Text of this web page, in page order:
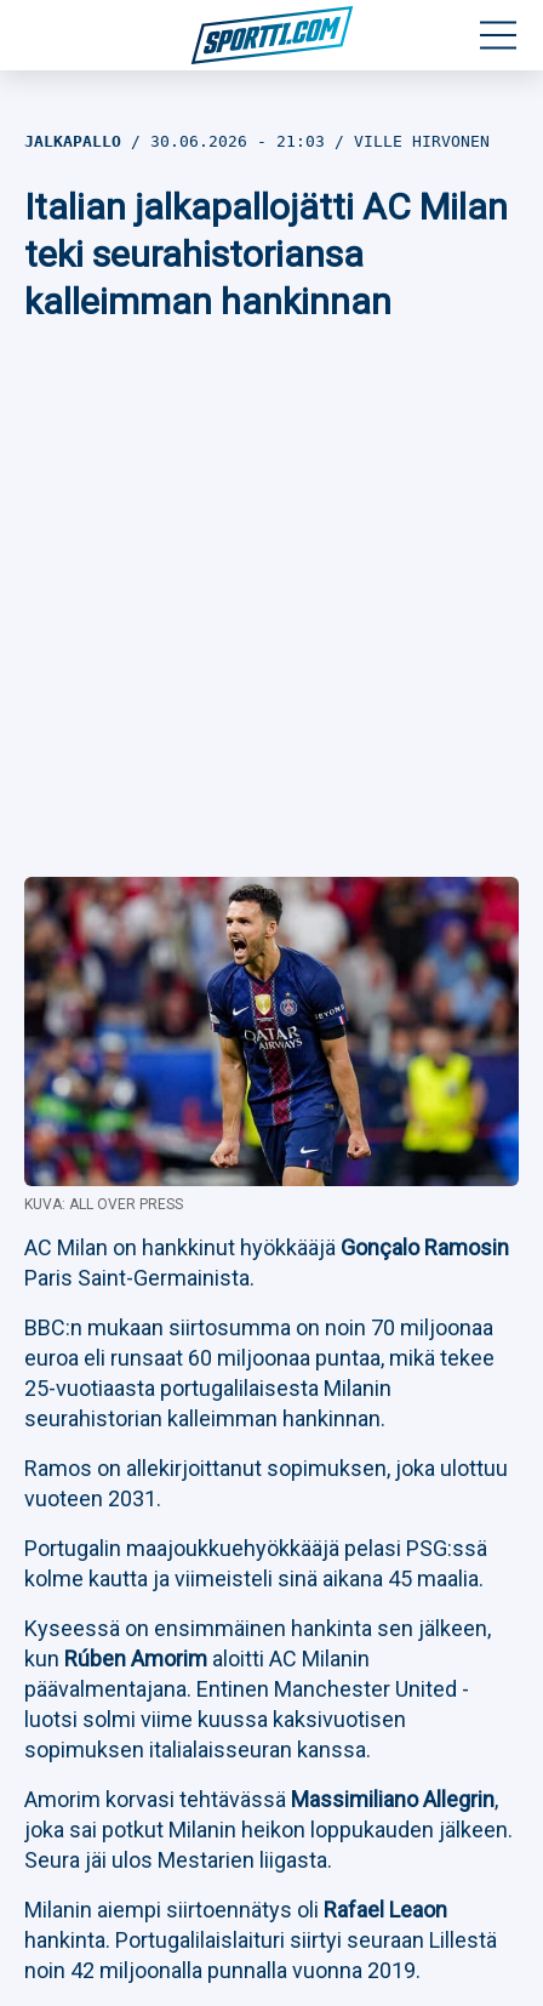
Jalkapallo
Yleisurheilu
JALKAPALLO 30.06.2026 - 21:03 VILLE HIRVONEN
Italian jalkapallojätti AC Milan
teki seurahistoriansa
kalleimman hankinnan
KUVA: ALL OVER PRESS
AC Milan on hankkinut hyökkääjä Gonçalo Ramosin
Paris Saint-Germainista.
BBC:n mukaan siirtosumma on noin 70 miljoonaa
euroa eli runsaat 60 miljoonaa puntaa, mikä tekee
25-vuotiaasta portugalilaisesta Milanin
seurahistorian kalleimman hankinnan.
Ramos on allekirjoittanut sopimuksen, joka ulottuu
vuoteen 2031.
Portugalin maajoukkuehyökkääjä pelasi PSG:ssä
kolme kautta ja viimeisteli sinä aikana 45 maalia.
Kyseessä on ensimmäinen hankinta sen jälkeen,
kun Rúben Amorim aloitti AC Milanin
päävalmentajana. Entinen Manchester United -
luotsi solmi viime kuussa kaksivuotisen
sopimuksen italialaisseuran kanssa.
Amorim korvasi tehtävässä Massimiliano Allegrin,
joka sai potkut Milanin heikon loppukauden jälkeen.
Seura jäi ulos Mestarien liigasta.
Milanin aiempi siirtoennätys oli Rafael Leaon
hankinta. Portugalilaislaituri siirtyi seuraan Lillestä
noin 42 miljoonalla punnalla vuonna 2019.